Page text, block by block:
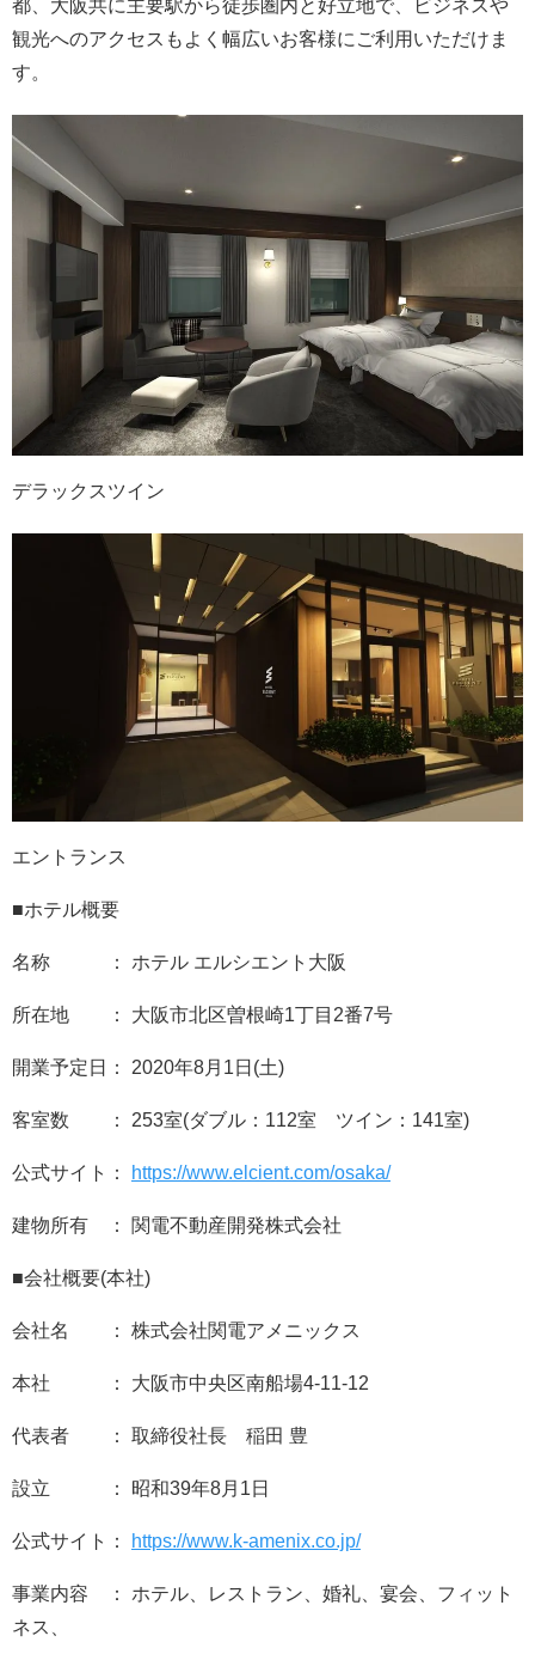
都、大阪共に主要駅から徒歩圏内と好立地で、ビジネスや
観光へのアクセスもよく幅広いお客様にご利用いただけま
す。
デラックスツイン
エントランス
■ホテル概要
名称 ： ホテル エルシエント大阪
所在地 ： 大阪市北区曽根崎1丁目2番7号
開業予定日： 2020年8月1日(土)
客室数 ： 253室(ダブル：112室 ツイン：141室)
公式サイト： https://www.elcient.com/osaka/
建物所有 ： 関電不動産開発株式会社
■会社概要(本社)
会社名 ： 株式会社関電アメニックス
本社 ： 大阪市中央区南船場4-11-12
代表者 ： 取締役社長 稲田 豊
設立 ： 昭和39年8月1日
公式サイト： https://www.k-amenix.co.jp/
事業内容 ： ホテル、レストラン、婚礼、宴会、フィット
ネス、